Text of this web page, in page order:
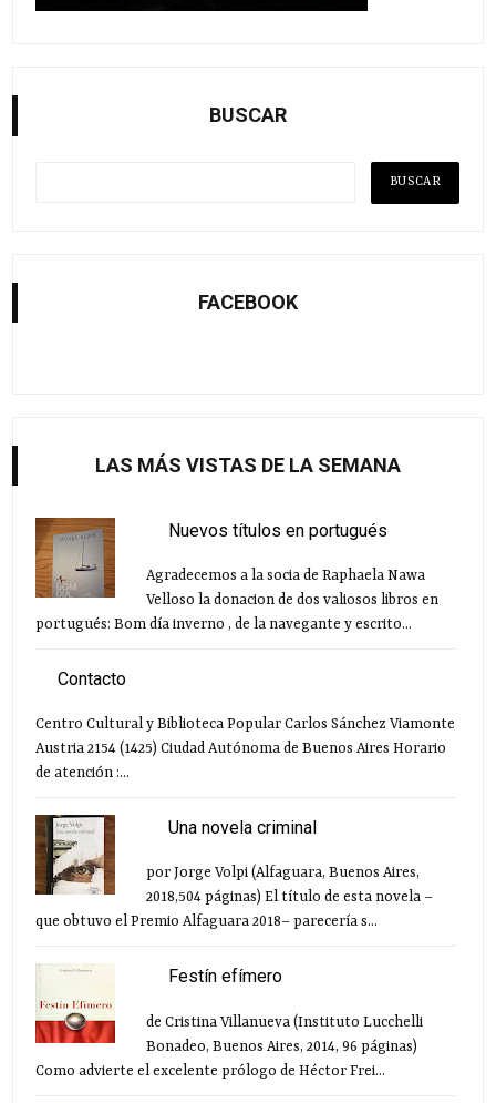
BUSCAR
FACEBOOK
LAS MÁS VISTAS DE LA SEMANA
Nuevos títulos en portugués
Agradecemos a la socia de Raphaela Nawa
Velloso la donacion de dos valiosos libros en
portugués: Bom día inverno , de la navegante y escrito...
Contacto
Centro Cultural y Biblioteca Popular Carlos Sánchez Viamonte
Austria 2154 (1425) Ciudad Autónoma de Buenos Aires Horario
de atención :...
Una novela criminal
por Jorge Volpi (Alfaguara, Buenos Aires,
2018,504 páginas) El título de esta novela –
que obtuvo el Premio Alfaguara 2018– parecería s...
Festín efímero
de Cristina Villanueva (Instituto Lucchelli
Bonadeo, Buenos Aires, 2014, 96 páginas)
Como advierte el excelente prólogo de Héctor Frei...